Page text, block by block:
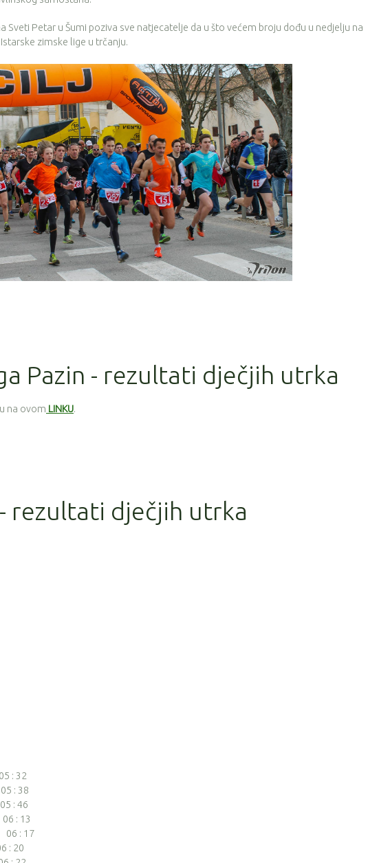
Sveti Petar u Šumi poziva sve natjecatelje da u što većem broju dođu u nedjelju na
zimske lige u trčanju.
Pazin - rezultati dječjih utrka
na ovom LINKU.
rezultati dječjih utrka
: 32
: 38
: 46
: 13
: 17
20